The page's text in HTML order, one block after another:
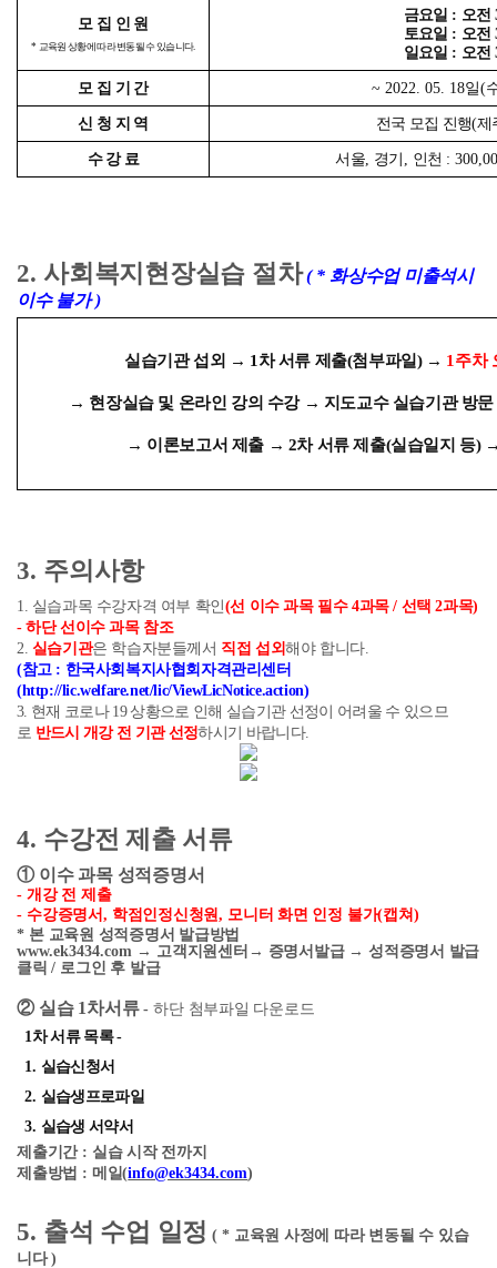
모 집 인 원
* 교육원 상황에 따라 변동될 수 있습니다.
금요일 : 오전
토요일 : 오전
일요일 : 오전
모 집 기 간 ~ 2022. 05. 18일(
신 청 지 역 전국 모집 진행(제
수 강 료 서울, 경기 , 인천 :
2. 사회복지현장실습 절차 ( * 화상수업 미출석시
이수 불가)
실습기관 섭외 → 1차 서류 제출(첨부파일) → 1주차
→ 현장실습 및 온라인 강의 수강 → 지도교수 실습기관 방문
→ 이론보고서 제출 → 2차 서류 제출(실습일지 등)
3. 주의사항
1. 실습과목 수강자격 여부 확인(선 이수 과목 필수4과목/ 선택2과목)
-하단 선이수 과목 참조
2. 실습기관은 학습자분들께서 직접 섭외해야 합니다.
(참고 : 한국사회복지사협회자격관리센터
(http://lic.welfare.net/lic/ViewLicNotice.action)
3. 현재 코로나 19 상황으로 인해 실습기관 선정이 어려울 수 있으므
로 반드시 개강 전 기관 선정하시기 바랍니다.
4. 수강전 제출 서류
① 이수 과목 성적증명서
- 개강 전 제출
- 수강증명서 , 학점인정신청원, 모니터 화면 인정 불가(캡쳐 )
* 본 교육원 성적증명서 발급방법
www.ek3434.com → 고객지원센터 → 증명서발급 →성적증명서 발급
클릭/ 로그인 후 발급
② 실습 1차서류 -하단 첨부파일 다운로드
1차 서류 목록-
1. 실습신청서
2. 실습생프로파일
3. 실습생 서약서
제출기간 : 실습 시작 전까지
제출방법 : 메일(info@ek3434.com)
5. 출석 수업 일정 ( * 교육원 사정에 따라 변동될 수 있습
니다)